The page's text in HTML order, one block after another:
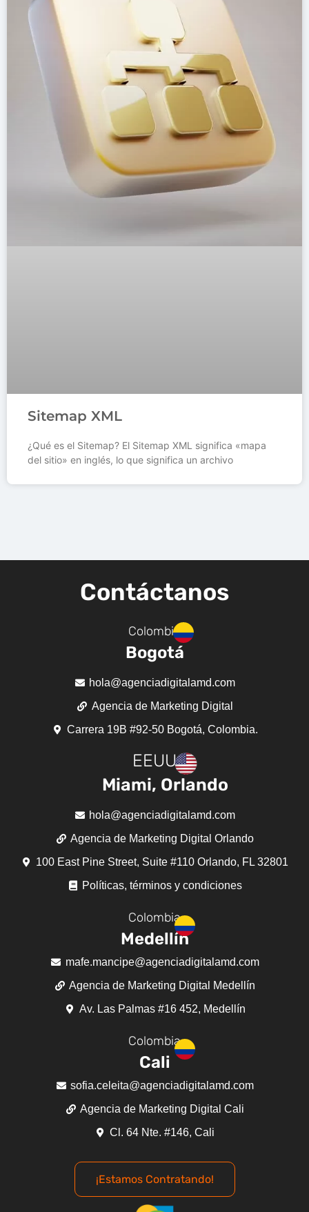
Sitemap XML
¿Qué es el Sitemap? El Sitemap XML significa «mapa
del sitio» en inglés, lo que significa un archivo
Contáctanos
Colombia
Bogotá
hola@agenciadigitalamd.com
Agencia de Marketing Digital
Carrera 19B #92-50 Bogotá, Colombia.
EEUU
Miami, Orlando
hola@agenciadigitalamd.com
Agencia de Marketing Digital Orlando
100 East Pine Street, Suite #110 Orlando, FL 32801
Políticas, términos y condiciones
Colombia
Medellín
mafe.mancipe@agenciadigitalamd.com
Agencia de Marketing Digital Medellín
Av. Las Palmas #16 452, Medellín
Colombia
Cali
sofia.celeita@agenciadigitalamd.com
Agencia de Marketing Digital Cali
Cl. 64 Nte. #146, Cali
¡Estamos Contratando!